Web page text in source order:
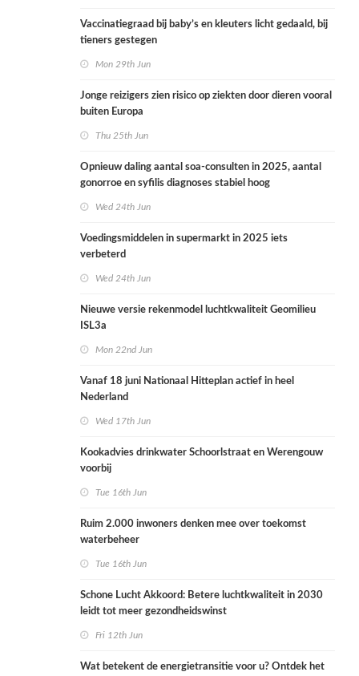
Vaccinatiegraad bij baby’s en kleuters licht gedaald, bij
tieners gestegen
Mon 29th Jun
Jonge reizigers zien risico op ziekten door dieren vooral
buiten Europa
Thu 25th Jun
Opnieuw daling aantal soa-consulten in 2025, aantal
gonorroe en syfilis diagnoses stabiel hoog
Wed 24th Jun
Voedingsmiddelen in supermarkt in 2025 iets
verbeterd
Wed 24th Jun
Nieuwe versie rekenmodel luchtkwaliteit Geomilieu
ISL3a
Mon 22nd Jun
Vanaf 18 juni Nationaal Hitteplan actief in heel
Nederland
Wed 17th Jun
Kookadvies drinkwater Schoorlstraat en Werengouw
voorbij
Tue 16th Jun
Ruim 2.000 inwoners denken mee over toekomst
waterbeheer
Tue 16th Jun
Schone Lucht Akkoord: Betere luchtkwaliteit in 2030
leidt tot meer gezondheidswinst
Fri 12th Jun
Wat betekent de energietransitie voor u? Ontdek het